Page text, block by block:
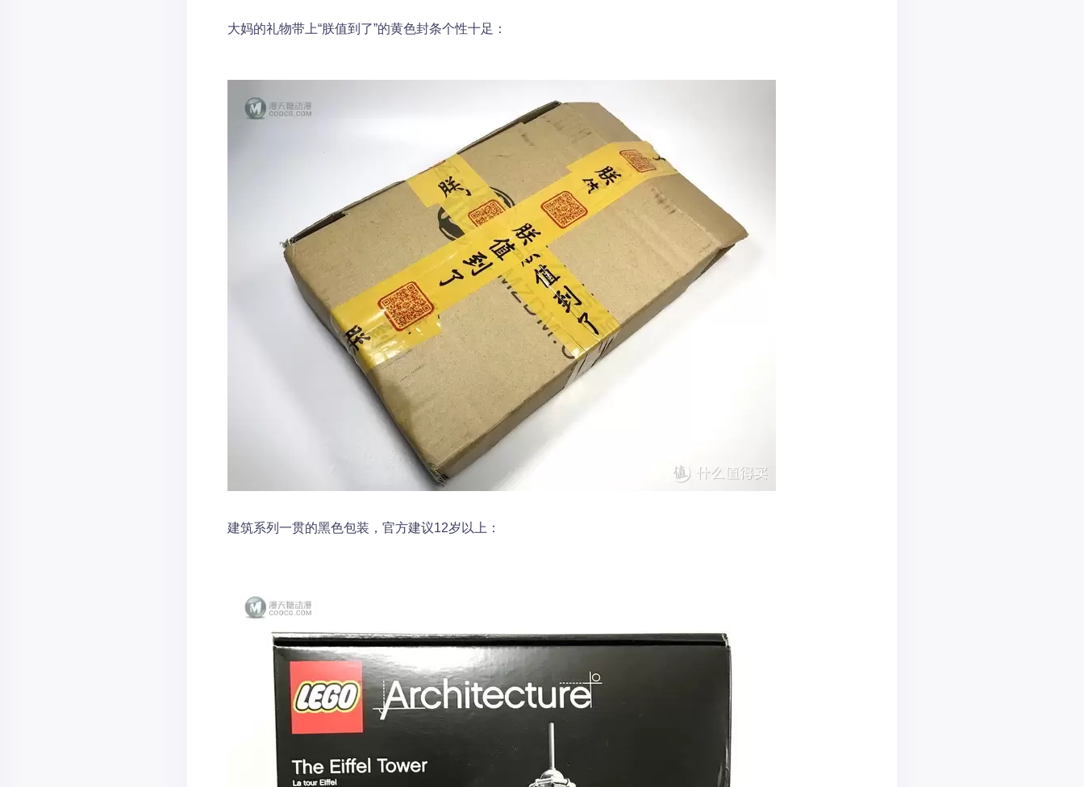
大妈的礼物带上“朕值到了”的黄色封条个性十足：
建筑系列一贯的黑色包装，官方建议12岁以上：